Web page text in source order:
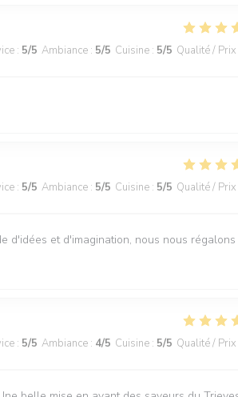
: 5/5 Ambiance : 5/5 Cuisine : 5/5 Qualité / Prix
: 5/5 Ambiance : 5/5 Cuisine : 5/5 Qualité / Prix
d'idées et d'imagination, nous nous
: 5/5 Ambiance : 4/5 Cuisine : 5/5 Qualité / Prix